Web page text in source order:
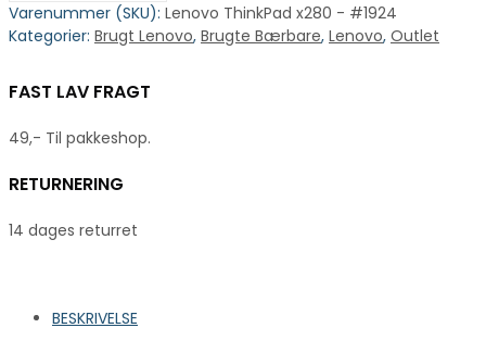
Varenummer (SKU): Lenovo ThinkPad x280 - #1924
Kategorier: Brugt Lenovo, Brugte Bærbare, Lenovo, Outlet
FAST LAV FRAGT
49,- Til pakkeshop.
RETURNERING
14 dages returret
BESKRIVELSE